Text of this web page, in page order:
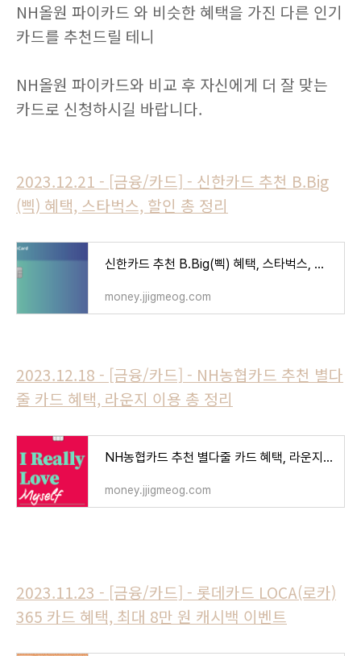
NH올원 파이카드 와 비슷한 혜택을 가진 다른 인기
카드를 추천드릴 테니
NH올원 파이카드와 비교 후 자신에게 더 잘 맞는
카드로 신청하시길 바랍니다.
2023.12.21 - [금융/카드] - 신한카드 추천 B.Big
(삑) 혜택, 스타벅스, 할인 총 정리
신한카드 추천 B.Big(삑) 혜택, 스타벅스, 할인 총 정리
money.jjigmeog.com
2023.12.18 - [금융/카드] - NH농협카드 추천 별다
줄 카드 혜택, 라운지 이용 총 정리
NH농협카드 추천 별다줄 카드 혜택, 라운지 이용 총 정리
money.jjigmeog.com
2023.11.23 - [금융/카드] - 롯데카드 LOCA(로카)
365 카드 혜택, 최대 8만 원 캐시백 이벤트